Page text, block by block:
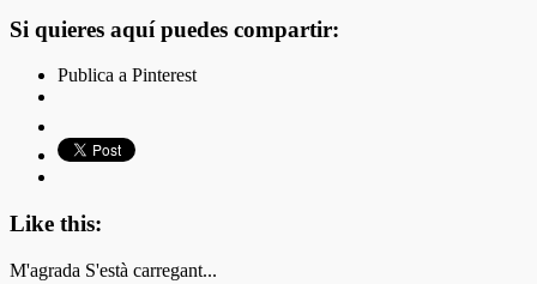
Si quieres aquí puedes compartir:
Publica a Pinterest
Like this:
M'agrada S'està carregant...